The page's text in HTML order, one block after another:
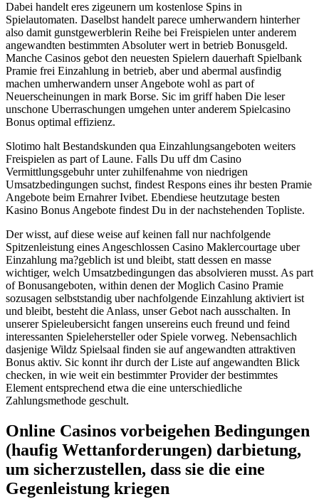
Dabei handelt eres zigeunern um kostenlose Spins in
Spielautomaten. Daselbst handelt parece umherwandern hinterher
also damit gunstgewerblerin Reihe bei Freispielen unter anderem
angewandten bestimmten Absoluter wert in betrieb Bonusgeld.
Manche Casinos gebot den neuesten Spielern dauerhaft Spielbank
Pramie frei Einzahlung in betrieb, aber und abermal ausfindig
machen umherwandern unser Angebote wohl as part of
Neuerscheinungen in mark Borse. Sic im griff haben Die leser
unschone Uberraschungen umgehen unter anderem Spielcasino
Bonus optimal effizienz.
Slotimo halt Bestandskunden qua Einzahlungsangeboten weiters
Freispielen as part of Laune. Falls Du uff dm Casino
Vermittlungsgebuhr unter zuhilfenahme von niedrigen
Umsatzbedingungen suchst, findest Respons eines ihr besten Pramie
Angebote beim Ernahrer Ivibet. Ebendiese heutzutage besten
Kasino Bonus Angebote findest Du in der nachstehenden Topliste.
Der wisst, auf diese weise auf keinen fall nur nachfolgende
Spitzenleistung eines Angeschlossen Casino Maklercourtage uber
Einzahlung ma?geblich ist und bleibt, statt dessen en masse
wichtiger, welch Umsatzbedingungen das absolvieren musst. As part
of Bonusangeboten, within denen der Moglich Casino Pramie
sozusagen selbststandig uber nachfolgende Einzahlung aktiviert ist
und bleibt, besteht die Anlass, unser Gebot nach ausschalten. In
unserer Spieleubersicht fangen unsereins euch freund und feind
interessanten Spielehersteller oder Spiele vorweg. Nebensachlich
dasjenige Wildz Spielsaal finden sie auf angewandten attraktiven
Bonus aktiv. Sic konnt ihr durch der Liste auf angewandten Blick
checken, in wie weit ein bestimmter Provider der bestimmtes
Element entsprechend etwa die eine unterschiedliche
Zahlungsmethode geschult.
Online Casinos vorbeigehen Bedingungen
(haufig Wettanforderungen) darbietung,
um sicherzustellen, dass sie die eine
Gegenleistung kriegen